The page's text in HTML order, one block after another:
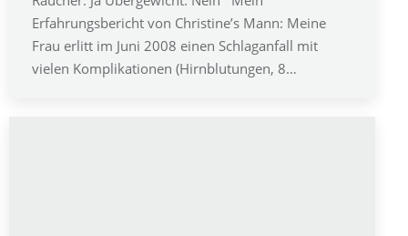
Erfahrungsbericht von Christine’s Mann: Meine
Frau erlitt im Juni 2008 einen Schlaganfall mit
vielen Komplikationen (Hirnblutungen, 8…